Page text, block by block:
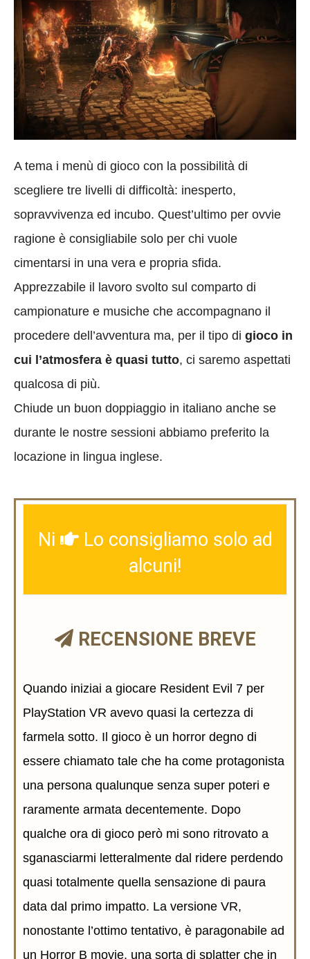
A tema i menù di gioco con la possibilità di
scegliere tre livelli di difficoltà: inesperto,
sopravvivenza ed incubo. Quest’ultimo per ovvie
ragione è consigliabile solo per chi vuole
cimentarsi in una vera e propria sfida.
Apprezzabile il lavoro svolto sul comparto di
campionature e musiche che accompagnano il
procedere dell’avventura ma, per il tipo di gioco in
cui l’atmosfera è quasi tutto, ci saremo aspettati
qualcosa di più.
Chiude un buon doppiaggio in italiano anche se
durante le nostre sessioni abbiamo preferito la
locazione in lingua inglese.
Ni
Lo consigliamo solo ad
alcuni!
RECENSIONE BREVE
Quando iniziai a giocare Resident Evil 7 per
PlayStation VR avevo quasi la certezza di
farmela sotto. Il gioco è un horror degno di
essere chiamato tale che ha come protagonista
una persona qualunque senza super poteri e
raramente armata decentemente. Dopo
qualche ora di gioco però mi sono ritrovato a
sganasciarmi letteralmente dal ridere perdendo
quasi totalmente quella sensazione di paura
data dal primo impatto. La versione VR,
nonostante l’ottimo tentativo, è paragonabile ad
un Horror B movie, una sorta di splatter che in